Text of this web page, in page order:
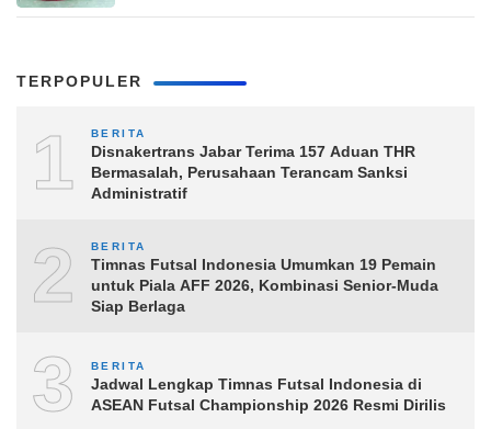
TERPOPULER
1 BERITA
Disnakertrans Jabar Terima 157 Aduan THR
Bermasalah, Perusahaan Terancam Sanksi
Administratif
2 BERITA
Timnas Futsal Indonesia Umumkan 19 Pemain
untuk Piala AFF 2026, Kombinasi Senior-Muda
Siap Berlaga
3 BERITA
Jadwal Lengkap Timnas Futsal Indonesia di
ASEAN Futsal Championship 2026 Resmi Dirilis